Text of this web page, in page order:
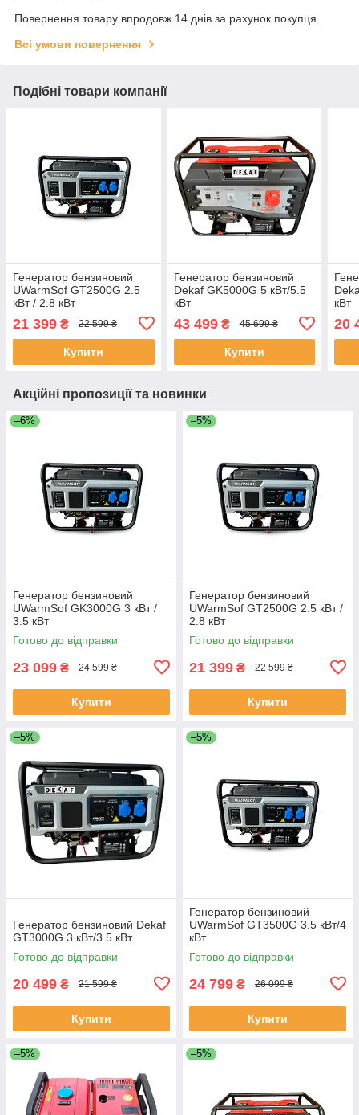
Повернення товару впродовж 14 днів за рахунок покупця
Всі умови повернення
Подібні товари компанії
Генератор бензиновий
UWarmSof GT2500G 2.5
кВт / 2.8 кВт
21 399 ₴ 22 599 ₴
Купити
Генератор бензиновий
Dekaf GK5000G 5 кВт/5.5
кВт
43 499₴ 45 699 ₴
Купити
кВт
20
Акційні пропозиції та новинки
–6%
Генератор бензиновий
UWarmSof GK3000G 3 кВт /
3.5 кВт
Готово до відправки
23 099 ₴ 24 599 ₴
Купити
–5%
Генератор бензиновий
UWarmSof GT2500G 2.5 кВт /
2.8 кВт
Готово до відправки
21 399 ₴ 22 599 ₴
Купити
–5%
Генератор бензиновий Dekaf
GT3000G 3 кВт/3.5 кВт
Готово до відправки
20 499 ₴ 21 599 ₴
Купити
–5%
Генератор бензиновий
UWarmSof GT3500G 3.5 кВт/4
кВт
Готово до відправки
24 799 ₴ 26 099 ₴
Купити
–5% –5%